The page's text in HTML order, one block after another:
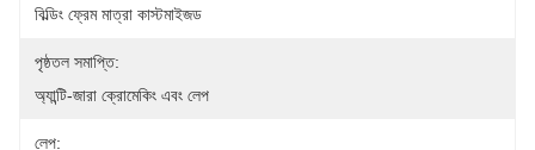
বিল্ডিং ফ্রেম মাত্রা কাস্টমাইজড
পৃষ্ঠতল সমাপ্তি:
অ্যান্টি-জারা ক্রোমেকিং এবং লেপ
লেপ: